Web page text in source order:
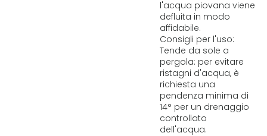
l'acqua piovana viene
defluita in modo
affidabile.
Consigli per l'uso:
Tende da sole a
pergola: per evitare
ristagni d'acqua, è
richiesta una
pendenza minima di
14° per un drenaggio
controllato
dell'acqua.